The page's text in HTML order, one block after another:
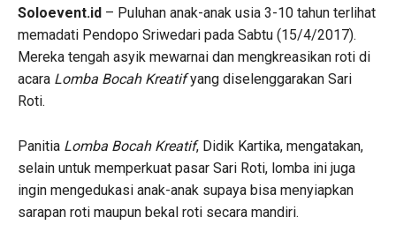
Soloevent.id – Puluhan anak-anak usia 3-10 tahun terlihat
memadati Pendopo Sriwedari pada Sabtu (15/4/2017).
Mereka tengah asyik mewarnai dan mengkreasikan roti di
acara Lomba Bocah Kreatifyang diselenggarakan Sari
Roti.
Panitia Lomba Bocah Kreatif, Didik Kartika, mengatakan,
selain untuk memperkuat pasar Sari Roti, lomba ini juga
ingin mengedukasi anak-anak supaya bisa menyiapkan
sarapan roti maupun bekal roti secara mandiri.